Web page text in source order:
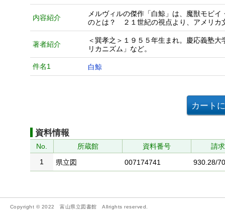
内容紹介
メルヴィルの傑作「白鯨」は、魔獣モビ
のとは？ ２１世紀の視点より、アメリカ
著者紹介
＜巽孝之＞１９５５年生まれ。慶応義塾
リカニズム」など。
件名1 白鯨
資料情報
No. 所蔵館 資料番号
請
1
県立図 007174741 930.28/
Copyright © 2022 富山県立図書館 Allrights reserved.